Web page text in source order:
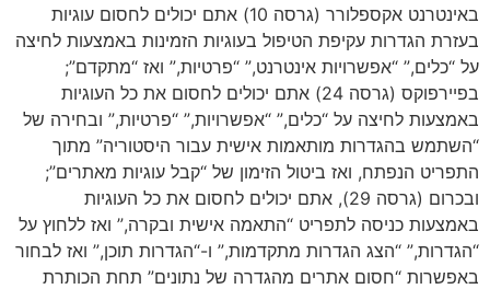
באינטרנט אקספלורר (גרסה 10) אתם יכולים לחסום עוגיות
בעזרת הגדרות עקיפת הטיפול בעוגיות הזמינות באמצעות לחיצה
על “כלים,” “אפשרויות אינטרנט,” “פרטיות,” ואז “מתקדם”;
בפיירפוקס (גרסה 24) אתם יכולים לחסום את כל העוגיות
באמצעות לחיצה על “כלים,” “אפשרויות,” “פרטיות,” ובחירה של
“השתמש בהגדרות מותאמות אישית עבור היסטוריה” מתוך
התפריט הנפתח, ואז ביטול הזימון של “קבל עוגיות מאתרים”;
ובכרום (גרסה 29), אתם יכולים לחסום את כל העוגיות
באמצעות כניסה לתפריט “התאמה אישית ובקרה,” ואז ללחוץ על
“הגדרות,” “הצג הגדרות מתקדמות,” ו-“הגדרות תוכן,” ואז לבחור
באפשרות “חסום אתרים מהגדרה של נתונים” תחת הכותרת